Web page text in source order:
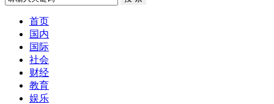
首页
国内
国际
社会
财经
教育
娱乐